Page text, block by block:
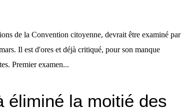
de la Convention citoyenne, devrait être examiné par
Il est d'ores et déjà critiqué, pour son manque
Premier examen...
éliminé la moitié des